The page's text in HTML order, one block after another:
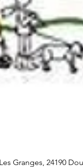
Granges, 24190